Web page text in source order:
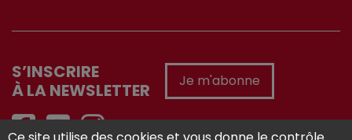
S’INSCRIRE
À LA NEWSLETTER
Je m'abonne